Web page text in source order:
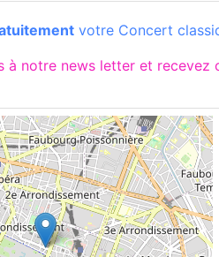
votre Concert
à notre news letter et recevez